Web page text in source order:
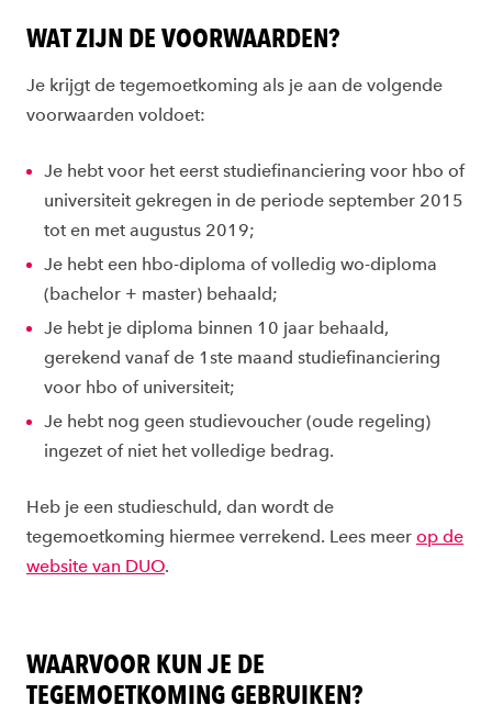
WAT ZIJN DE VOORWAARDEN?
Je krijgt de tegemoetkoming als je aan de volgende
voorwaarden voldoet:
Je hebt voor het eerst studiefinanciering voor hbo of
universiteit gekregen in de periode september 2015
tot en met augustus 2019;
Je hebt een hbo-diploma of volledig wo-diploma
(bachelor + master) behaald;
Je hebt je diploma binnen 10 jaar behaald,
gerekend vanaf de 1ste maand studiefinanciering
voor hbo of universiteit;
Je hebt nog geen studievoucher (oude regeling)
ingezet of niet het volledige bedrag.
Heb je een studieschuld, dan wordt de
tegemoetkoming hiermee verrekend. Lees meer op de
website van DUO.
WAARVOOR KUN JE DE
TEGEMOETKOMING GEBRUIKEN?